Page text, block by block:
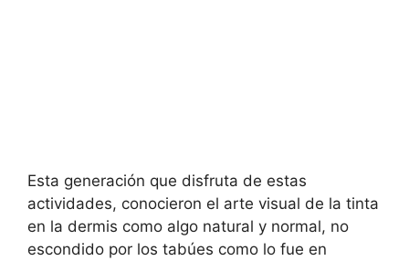
Esta generación que disfruta de estas
actividades, conocieron el arte visual de la tinta
en la dermis como algo natural y normal, no
escondido por los tabúes como lo fue en